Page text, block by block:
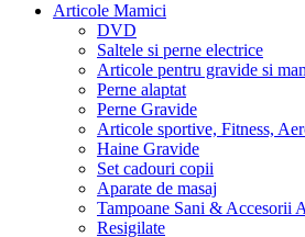
Articole Mamici
DVD
Saltele si perne electrice
Articole pentru gravide si
Perne alaptat
Perne Gravide
Articole sportive, Fitness,
Haine Gravide
Set cadouri copii
Aparate de masaj
Tampoane Sani & Accesorii
Resigilate